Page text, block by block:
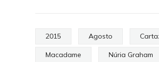
2015 Agosto
Macadame Núria Graham